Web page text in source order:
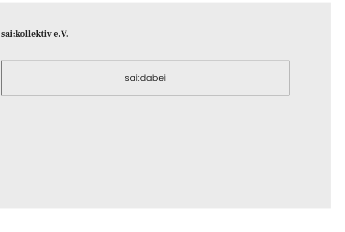
sai:kollektiv e.V.
sai:dabei